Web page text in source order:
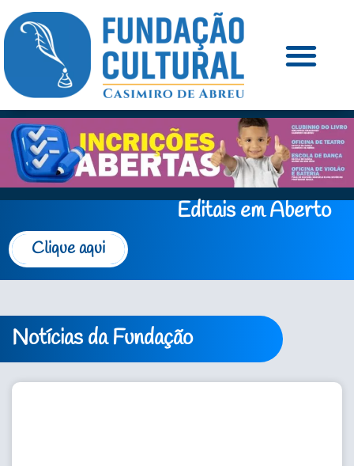
Editais em Aberto
Clique aqui
Notícias da Fundação